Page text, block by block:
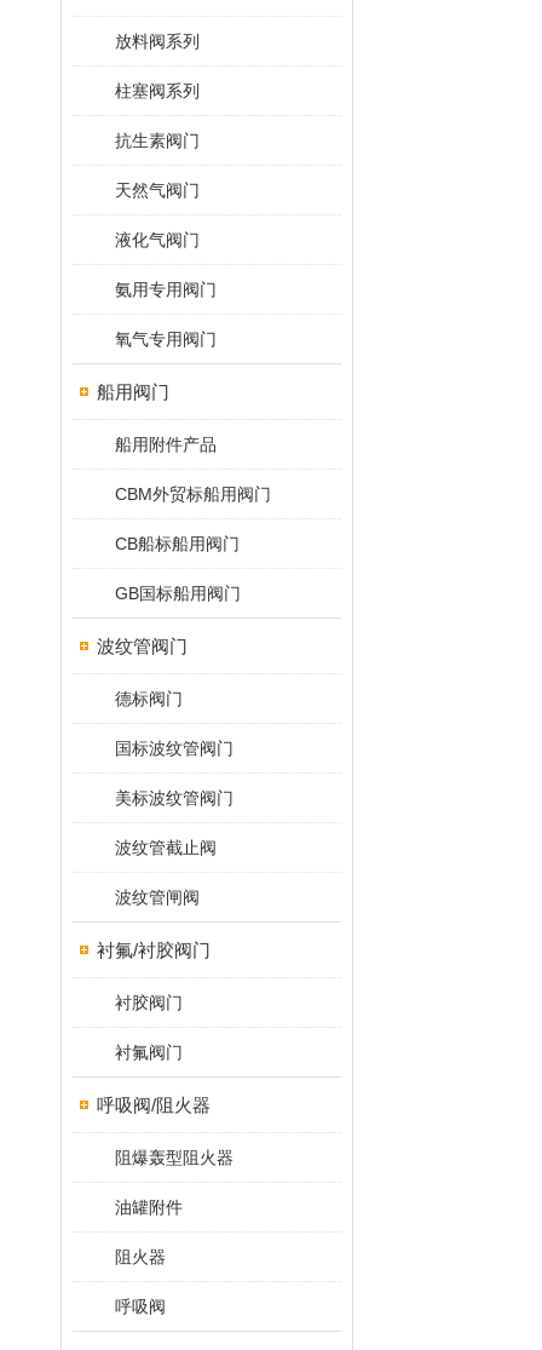
放料阀系列
柱塞阀系列
抗生素阀门
天然气阀门
液化气阀门
氨用专用阀门
氧气专用阀门
船用阀门
船用附件产品
CBM外贸标船用阀门
CB船标船用阀门
GB国标船用阀门
波纹管阀门
德标阀门
国标波纹管阀门
美标波纹管阀门
波纹管截止阀
波纹管闸阀
衬氟/衬胶阀门
衬胶阀门
衬氟阀门
呼吸阀/阻火器
阻爆轰型阻火器
油罐附件
阻火器
呼吸阀